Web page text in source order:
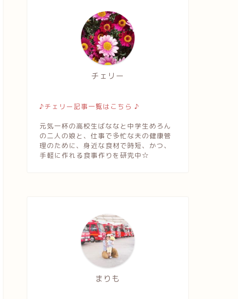
チェリー
♪チェリー記事一覧はこちら ♪
元気一杯の高校生ばななと中学生めろん
の二人の娘と、仕事で多忙な夫の健康管
理のために、身近な食材で時短、かつ、
手軽に作れる食事作りを研究中☆
まりも